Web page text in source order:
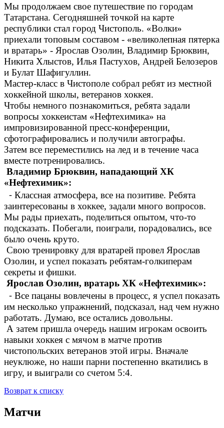
Мы продолжаем свое путешествие по городам
Татарстана. Сегодняшней точкой на карте
республики стал город Чистополь. «Волки»
приехали топовым составом - «великолепная пятерка
и вратарь» - Ярослав Озолин, Владимир Брюквин,
Никита Хлыстов, Илья Пастухов, Андрей Белозеров
и Булат Шафигуллин.
Мастер-класс в Чистополе собрал ребят из местной
хоккейной школы, ветеранов хоккея.
Чтобы немного познакомиться, ребята задали
вопросы хоккеистам «Нефтехимика» на
импровизированной пресс-конференции,
сфотографировались и получили автографы.
Затем все переместились на лед и в течение часа
вместе потренировались.
Владимир Брюквин, нападающий ХК
«Нефтехимик»:
⁃ Классная атмосфера, все на позитиве. Ребята
заинтересованы в хоккее, задали много вопросов.
Мы рады приехать, поделиться опытом, что-то
подсказать. Побегали, поиграли, порадовались, все
было очень круто.
Свою тренировку для вратарей провел Ярослав
Озолин, и успел показать ребятам-голкиперам
секреты и фишки.
Ярослав Озолин, вратарь ХК «Нефтехимик»:
⁃ Все пацаны вовлечены в процесс, я успел показать
им несколько упражнений, подсказал, над чем нужно
работать. Думаю, все остались довольны.
А затем пришла очередь нашим игрокам освоить
навыки хоккея с мячом в матче против
чистопольских ветеранов этой игры. Вначале
неуклюже, но наши парни постепенно вкатились в
игру, и выиграли со счетом 5:4.
Возврат к списку
Матчи